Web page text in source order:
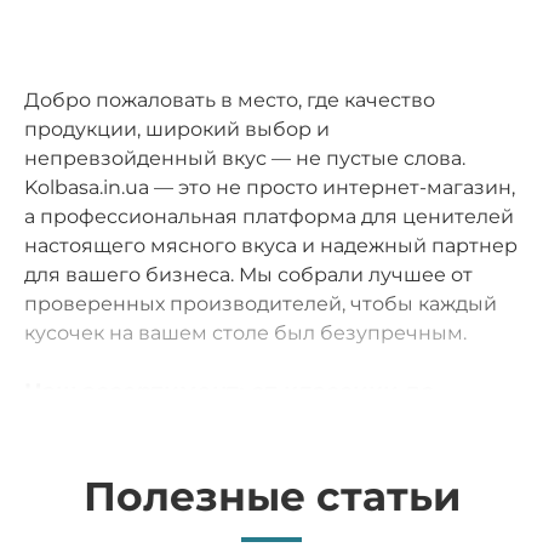
Добро пожаловать в место, где качество
продукции, широкий выбор и
непревзойденный вкус — не пустые слова.
Kolbasa.in.ua — это не просто интернет-магазин,
а профессиональная платформа для ценителей
настоящего мясного вкуса и надежный партнер
для вашего бизнеса. Мы собрали лучшее от
проверенных производителей, чтобы каждый
кусочек на вашем столе был безупречным.
Мы тщательно формируем наш каталог,
ориентируясь на высокие стандарты
современной гастрономии. У нас вы найдете
Полезные статьи